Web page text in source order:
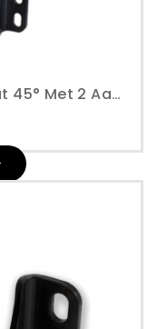
Dia. 16,5 - 2 X 1/2" - Muurplaat 45° Met 2 Aansluitingen En Afsluiter - Transair